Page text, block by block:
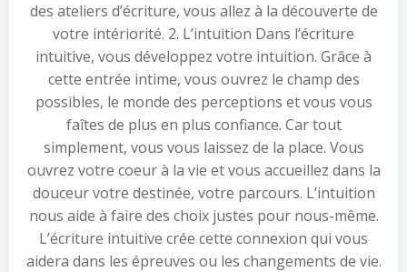
des ateliers d’écriture, vous allez à la découverte de
votre intériorité. 2. L’intuition Dans l’écriture
intuitive, vous développez votre intuition. Grâce à
cette entrée intime, vous ouvrez le champ des
possibles, le monde des perceptions et vous vous
faîtes de plus en plus confiance. Car tout
simplement, vous vous laissez de la place. Vous
ouvrez votre coeur à la vie et vous accueillez dans la
douceur votre destinée, votre parcours. L’intuition
nous aide à faire des choix justes pour nous-même.
L’écriture intuitive crée cette connexion qui vous
aidera dans les épreuves ou les changements de vie.